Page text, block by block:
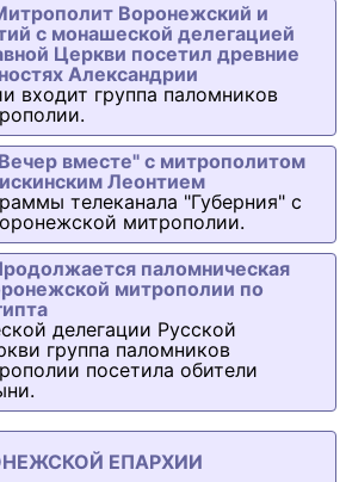
Воронежский и
с монашеской делегацией
Церкви посетил древние
Александрии
входит группа паломников
вместе" с митрополитом
Леонтием
телеканала "Губерния" с
митрополии.
паломническая
митрополии по
делегации Русской
группа паломников
посетила обители
ЕПАРХИИ